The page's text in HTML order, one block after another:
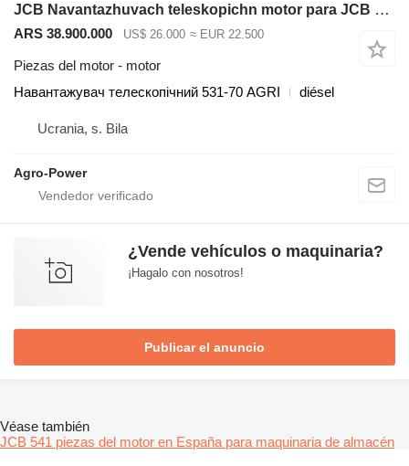
JCB Navantazhuvach teleskopichn motor para JCB 531-70AGRI carretilla diésel
ARS 38.900.000 US$ 26.000 ≈ EUR 22.500
Piezas del motor - motor
Навантажувач телескопічний 531-70 AGRI
diésel
Ucrania, s. Bila
Agro-Power
¿Vende vehículos o maquinaria?
¡Hagalo con nosotros!
Publicar el anuncio
Véase también
JCB 541 piezas del motor en España para maquinaria de almacén